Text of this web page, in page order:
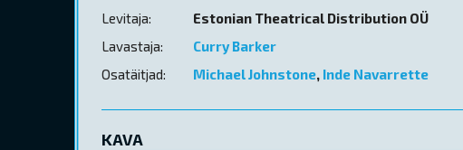
Levitaja:
Estonian Theatrical Distribution OÜ
Lavastaja:
Curry Barker
Osatäitjad:
Michael Johnstone, Inde Navarrette
KAVA